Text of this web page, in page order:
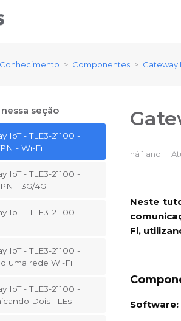
Componentes Gateway
seção
IoT - TLE3-21100 -
- Wi-Fi
IoT - TLE3-21100 -
- 3G/4G
IoT - TLE3-21100 -
IoT - TLE3-21100 -
uma rede Wi-Fi
IoT - TLE3-21100 -
Dois TLEs
há 1 ano
Neste
Fi,
Software: